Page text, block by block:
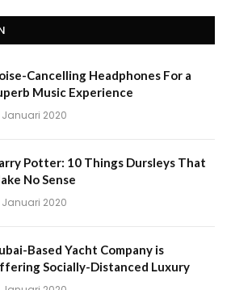
Cancelling Headphones For a
Music Experience
Januari 2020
Potter: 10 Things Dursleys That
No Sense
Januari 2020
Based Yacht Company is
Socially-Distanced Luxury